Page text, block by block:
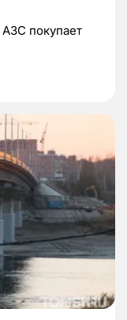
покупает